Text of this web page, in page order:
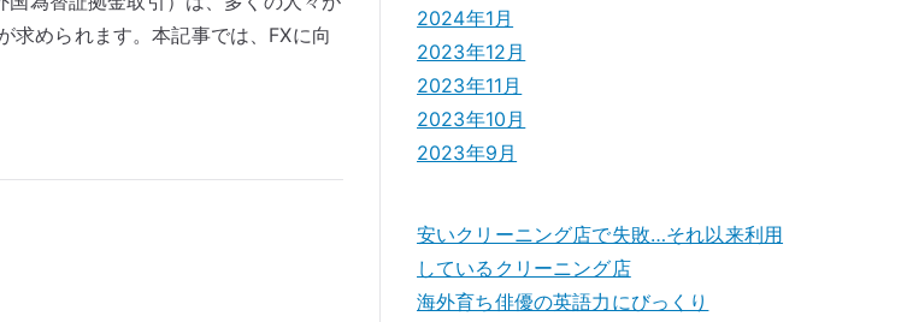
求められます。本記事では、FXに向
2024年1月
2023年12月
2023年11月
2023年10月
2023年9月
安いクリーニング店で失敗…それ以来利用
しているクリーニング店
海外育ち俳優の英語力にびっくり